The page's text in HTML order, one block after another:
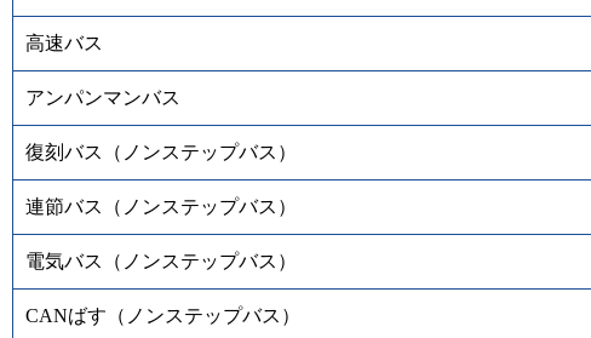
高速バス
アンパンマンバス
復刻バス（ノンステップバス）
連節バス（ノンステップバス）
電気バス（ノンステップバス）
CANばす（ノンステップバス）